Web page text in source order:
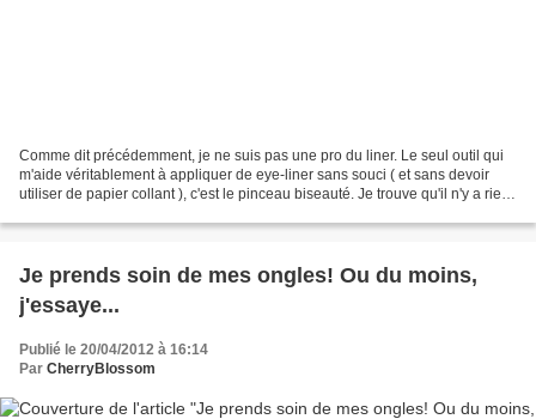
Comme dit précédemment, je ne suis pas une pro du liner. Le seul outil qui
m'aide véritablement à appliquer de eye-liner sans souci ( et sans devoir
utiliser de papier collant ), c'est le pinceau biseauté. Je trouve qu'il n'y a rien
Je prends soin de mes ongles! Ou du moins,
j'essaye...
Publié le 20/04/2012 à 16:14
Par CherryBlossom